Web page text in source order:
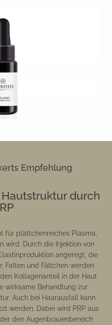
Empfehlung
durch
für plättchenreiches Plasma,
wird. Durch die Injektion von
angeregt, die
Falten und Fältchen werden
Kollagenanteil in der Haut
wirksame Behandlung zur
Auch bei Haarausfall kann
werden. Dabei wird PRP aus
den Augenbrauenbereich